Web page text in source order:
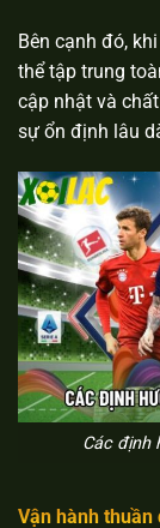
Bên cạnh đó,
thể tập trung
cập nhật và
sự ổn định lâu
Các định
Vận hành thuần